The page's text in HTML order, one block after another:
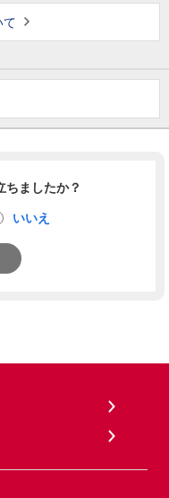
て
ちましたか？
いいえ